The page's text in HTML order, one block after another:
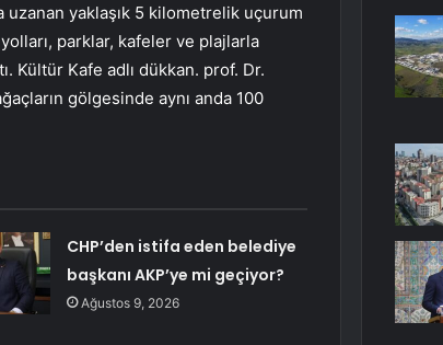
uzanan yaklaşık 5 kilometrelik uçurum
parklar, kafeler ve plajlarla
Kültür Kafe adlı dükkan. prof. Dr.
gölgesinde aynı anda 100
CHP’den istifa eden belediye
başkanı AKP’ye mi geçiyor?
Ağustos 9, 2026